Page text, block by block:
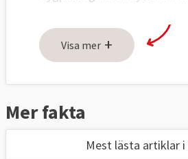
Visa mer +
Mer fakta
Mest lästa artiklar